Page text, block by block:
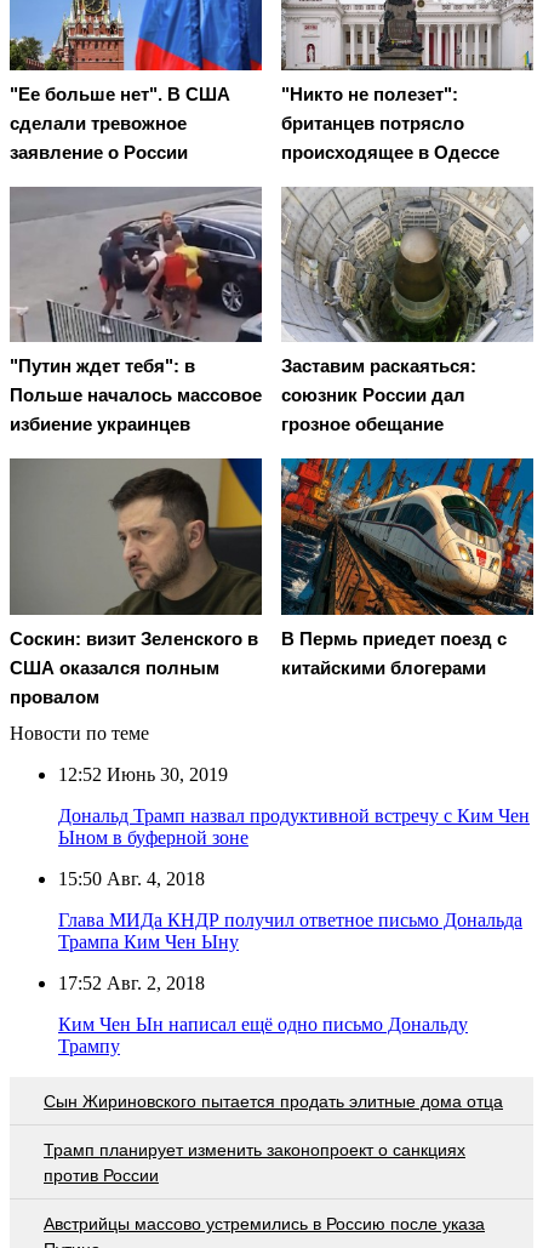
"Ее больше нет". В США
сделали тревожное
заявление о России
"Никто не полезет":
британцев потрясло
происходящее в Одессе
"Путин ждет тебя": в
Польше началось массовое
избиение украинцев
Заставим раскаяться:
союзник России дал
грозное обещание
Соскин: визит Зеленского в
США оказался полным
провалом
В Пермь приедет поезд с
китайскими блогерами
Новости по теме
12:52 Июнь 30, 2019
Дональд Трамп назвал продуктивной встречу с Ким Чен
Ыном в буферной зоне
15:50 Авг. 4, 2018
Глава МИДа КНДР получил ответное письмо Дональда
Трампа Ким Чен Ыну
17:52 Авг. 2, 2018
Ким Чен Ын написал ещё одно письмо Дональду
Трампу
Сын Жириновского пытается продать элитные дома отца
Трамп планирует изменить законопроект о санкциях
против России
Австрийцы массово устремились в Россию после указа